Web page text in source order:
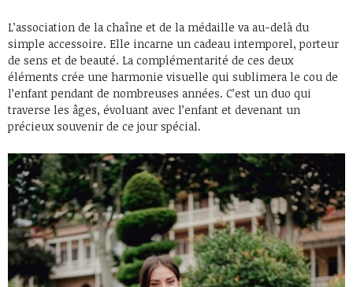
L’association de la chaîne et de la médaille va au-delà du
simple accessoire. Elle incarne un cadeau intemporel, porteur
de sens et de beauté. La complémentarité de ces deux
éléments crée une harmonie visuelle qui sublimera le cou de
l’enfant pendant de nombreuses années. C’est un duo qui
traverse les âges, évoluant avec l’enfant et devenant un
précieux souvenir de ce jour spécial.